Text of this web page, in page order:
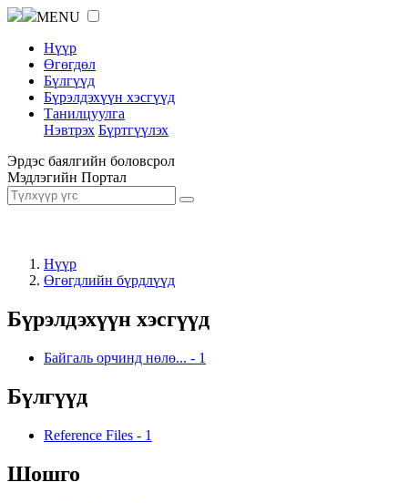
MENU
Нүүр
Өгөгдөл
Бүлгүүд
Бүрэлдэхүүн хэсгүүд
Танилцуулга
Нэвтрэх Бүртгүүлэх
Эрдэс баялгийн боловсрол
Мэдлэгийн Портал
Нүүр
Өгөгдлийн бүрдлүүд
Бүрэлдэхүүн хэсгүүд
Байгаль орчинд нөлө... - 1
Бүлгүүд
Reference Files - 1
Шошго